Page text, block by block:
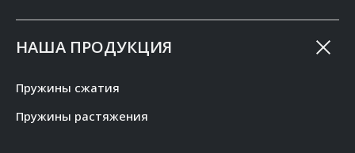
НАША ПРОДУКЦИЯ
Пружины сжатия
Пружины растяжения